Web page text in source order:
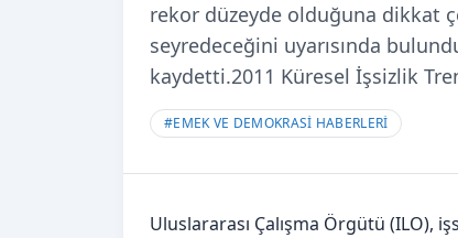
rekor düzeyde olduğuna dikkat
seyredeceğini uyarısında
kaydetti.2011 Küresel İşsizlik
#EMEK VE DEMOKRASİ HABERLERİ
Uluslararası Çalışma Örgütü (ILO),